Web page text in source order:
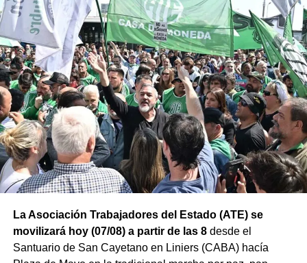
La Asociación Trabajadores del Estado (ATE) se
movilizará hoy (07/08) a partir de las 8desde el
Santuario de San Cayetano en Liniers (CABA) hacía